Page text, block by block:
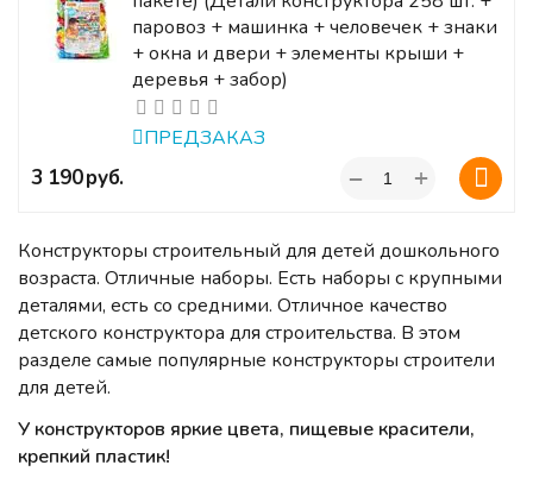
Конструкторы строительный для детей дошкольного
возраста. Отличные наборы. Есть наборы с крупными
деталями, есть со средними. Отличное качество
детского конструктора для строительства. В этом
разделе самые популярные конструкторы строители
для детей.
У конструкторов яркие цвета, пищевые красители,
крепкий пластик!
паровоз + машинка + человечек + знаки
+ окна и двери + элементы крыши +
деревья + забор)
ПРЕДЗАКАЗ
‍3 190‍руб. +
−